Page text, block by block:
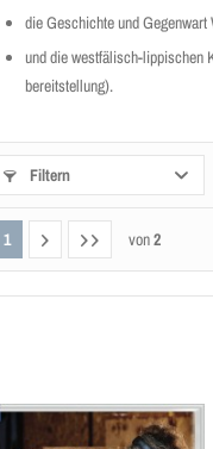
die Geschichte und
und die westfälisch-lippischen
bereitstellung).
Filtern
1 von2